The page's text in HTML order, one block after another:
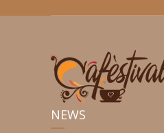
NEWS